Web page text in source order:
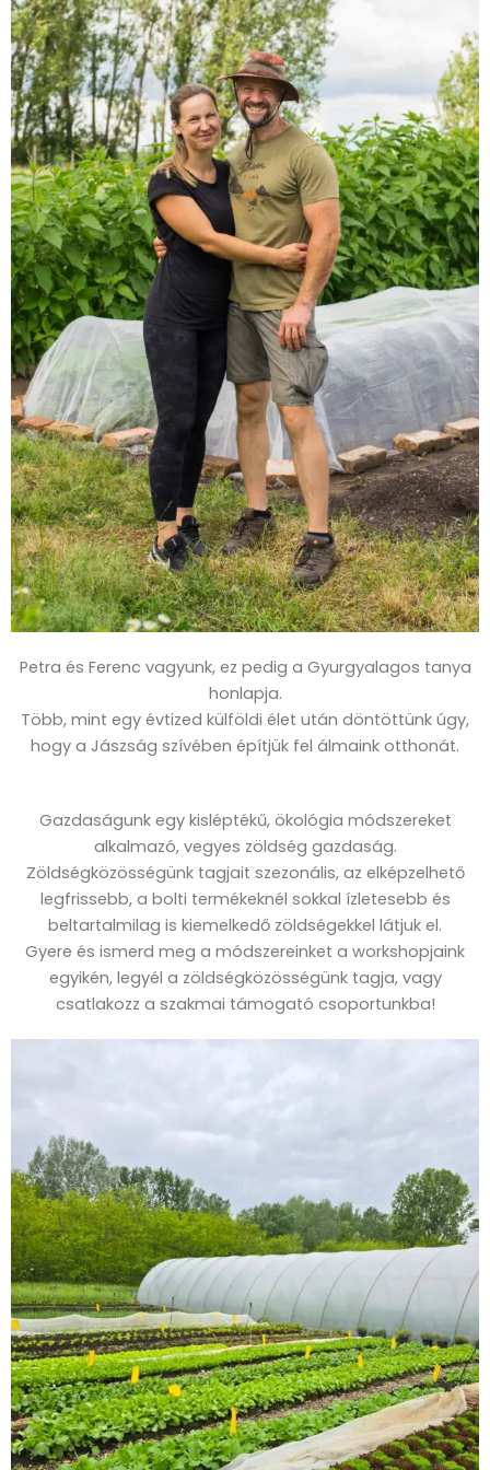
Petra és Ferenc vagyunk, ez pedig a Gyurgyalagos tanya
honlapja.
Több, mint egy évtized külföldi élet után döntöttünk úgy,
hogy a Jászság szívében építjük fel álmaink otthonát.
Gazdaságunk egy kisléptékű, ökológia módszereket
alkalmazó, vegyes zöldség gazdaság.
Zöldségközösségünk tagjait szezonális, az elképzelhető
legfrissebb, a bolti termékeknél sokkal ízletesebb és
beltartalmilag is kiemelkedő zöldségekkel látjuk el.
Gyere és ismerd meg a módszereinket a workshopjaink
egyikén, legyél a zöldségközösségünk tagja, vagy
csatlakozz a szakmai támogató csoportunkba!